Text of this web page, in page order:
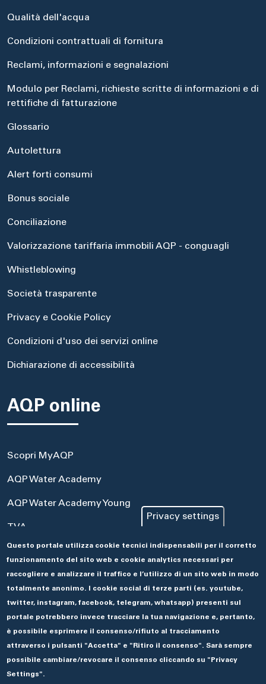
Qualità dell'acqua
Condizioni contrattuali di fornitura
Reclami, informazioni e segnalazioni
Modulo per Reclami, richieste scritte di informazioni e di
rettifiche di fatturazione
Glossario
Autolettura
Alert forti consumi
Bonus sociale
Conciliazione
Valorizzazione tariffaria immobili AQP - conguagli
Whistleblowing
Società trasparente
Privacy e Cookie Policy
Condizioni d'uso dei servizi online
Dichiarazione di accessibilità
AQP online
Scopri MyAQP
AQP Water Academy
AQP Water Academy Young
TVA
Portale Acquisti
Aseco
Privacy settings
Questo portale utilizza cookie tecnici indispensabili per il corretto
funzionamento del sito web e cookie analytics necessari per
raccogliere e analizzare il traffico e l’utilizzo di un sito web in modo
totalmente anonimo. I cookie social di terze parti (es. youtube,
twitter, instagram, facebook, telegram, whatsapp) presenti sul
portale potrebbero invece tracciare la tua navigazione e, pertanto,
è possibile esprimere il consenso/rifiuto al tracciamento
attraverso i pulsanti "Accetta" e "Ritiro il consenso". Sarà sempre
possibile cambiare/revocare il consenso cliccando su "Privacy
Settings".